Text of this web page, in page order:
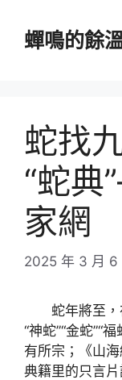
蟬鳴的餘
蛇找
“蛇典
家網
2025 年 3 月 6
蛇年將至
“神蛇”“金蛇”“
有所宗；《山
典籍里的只言